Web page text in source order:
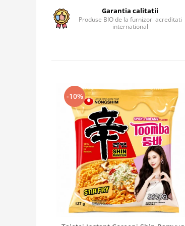
Garantia calitatii
Produse BIO de la furnizori acreditati
international
-10%